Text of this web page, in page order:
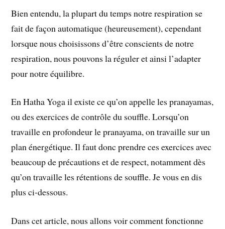
Bien entendu, la plupart du temps notre respiration se
fait de façon automatique (heureusement), cependant
lorsque nous choisissons d’être conscients de notre
respiration, nous pouvons la réguler et ainsi l’adapter
pour notre équilibre.
En Hatha Yoga il existe ce qu’on appelle les pranayamas,
ou des exercices de contrôle du souffle. Lorsqu’on
travaille en profondeur le pranayama, on travaille sur un
plan énergétique. Il faut donc prendre ces exercices avec
beaucoup de précautions et de respect, notamment dès
qu’on travaille les rétentions de souffle. Je vous en dis
plus ci-dessous.
Dans cet article, nous allons voir comment fonctionne